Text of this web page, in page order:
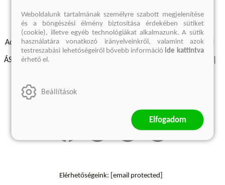
Adatvédelmi szabályzatok Elállási felmondási nyilatkozat
ÁSZF - Vásárlási feltételek
Szállítási információk
Elérhetőségeink: [email protected]
Weboldalunk tartalmának személyre szabott megjelenítése
és a böngészési élmény biztosítása érdekében sütiket
(cookie), illetve egyéb technológiákat alkalmazunk. A sütik
használatára vonatkozó irányelveinkről, valamint azok
testreszabási lehetőségeiről bővebb információide kattintva
érhető el.
Beállítások
Elfogadom